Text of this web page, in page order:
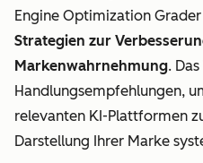
Engine Optimization
Strategien zur
Markenwahrnehmung.
Handlungsempfehlungen,
relevanten KI-Plattformen
Darstellung Ihrer Marke